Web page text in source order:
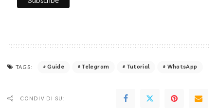
TAGS: Guide Telegram Tutorial WhatsApp
CONDIVIDI SU: